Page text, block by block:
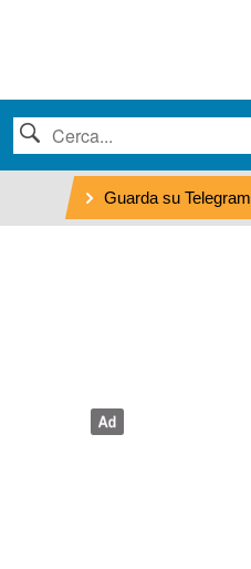
Guarda su Telegram